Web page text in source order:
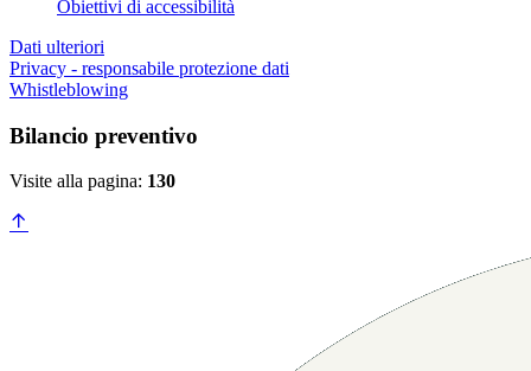
Obiettivi di accessibilità
Dati ulteriori
Privacy - responsabile protezione dati
Whistleblowing
Bilancio preventivo
Visite alla pagina: 130